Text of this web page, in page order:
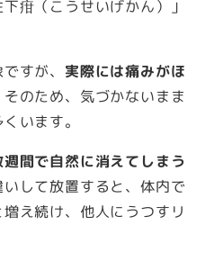
疳（こうせいげかん）」
すが、 実際には痛みがほ
のため、気づかないまま
います。
週間で自然に消えてしまう
して放置すると、体内で
え続け、他人にうつすリ